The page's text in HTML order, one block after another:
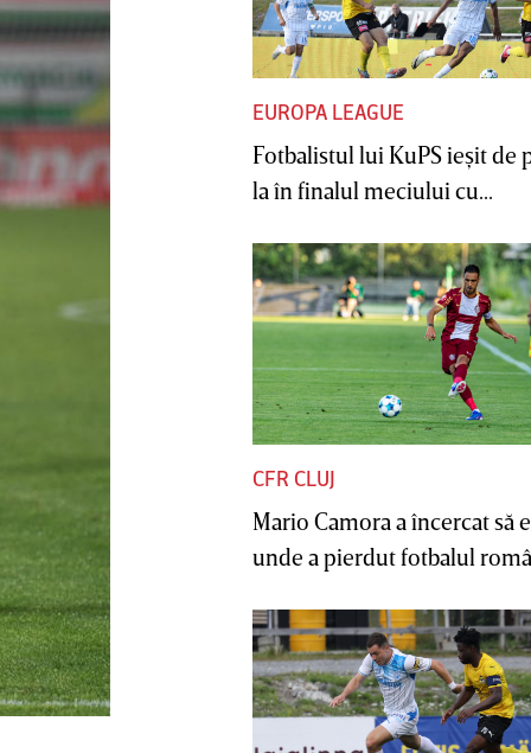
EUROPA LEAGUE
Fotbalistul lui KuPS ieşit de
la în finalul meciului cu...
CFR CLUJ
Mario Camora a încercat să
unde a pierdut fotbalul